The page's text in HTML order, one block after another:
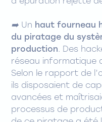
➡️ Un haut fourneau
du piratage du
production. Des
réseau informatique
Selon le rapport de
ils disposaient de
avancées et
processus de